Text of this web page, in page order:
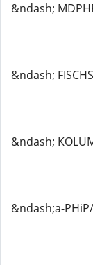
&ndash;
&ndash;
&ndash;
&ndash;a-